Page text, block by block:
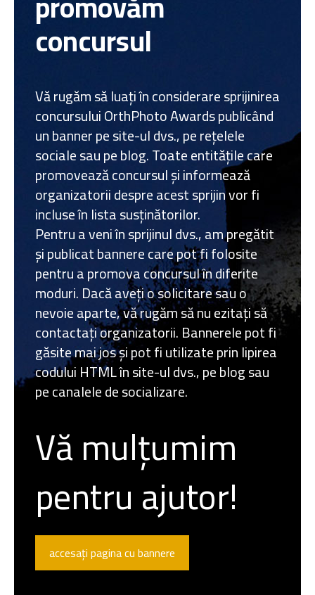
concursul
Vă rugăm să luați în considerare sprijinirea
concursului OrthPhoto Awards publicând
un banner pe site-ul dvs., pe rețelele
sociale sau pe blog. Toate entitățile care
promovează concursul și informează
organizatorii despre acest sprijin vor fi
incluse în lista susținătorilor.
Pentru a veni în sprijinul dvs., am pregătit
și publicat bannere care pot fi folosite
pentru a promova concursul în diferite
moduri. Dacă aveți o solicitare sau o
nevoie aparte, vă rugăm să nu ezitați să
contactați organizatorii. Bannerele pot fi
găsite mai jos și pot fi utilizate prin lipirea
codului HTML în site-ul dvs., pe blog sau
pe canalele de socializare.
Vă mulțumim
pentru ajutor!
accesați pagina cu bannere